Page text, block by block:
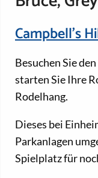
Campbell's
Besuchen Sie
starten Sie Ihre
Rodelhang.
Dieses bei
Parkanlagen
Spielplatz für